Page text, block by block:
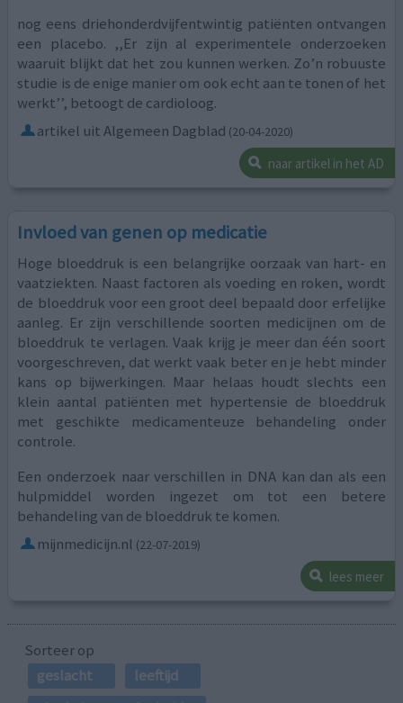
nog eens driehonderdvijfentwintig patiënten ontvangen
een placebo. ,,Er zijn al experimentele onderzoeken
waaruit blijkt dat het zou kunnen werken. Zo’n robuuste
studie is de enige manier om ook echt aan te tonen of het
werkt’’, betoogt de cardioloog.
artikel uit Algemeen Dagblad (20-04-2020)
naar artikel in het AD
Invloed van genen op medicatie
Hoge bloeddruk is een belangrijke oorzaak van hart- en
vaatziekten. Naast factoren als voeding en roken, wordt
de bloeddruk voor een groot deel bepaald door erfelijke
aanleg. Er zijn verschillende soorten medicijnen om de
bloeddruk te verlagen. Vaak krijg je meer dan één soort
voorgeschreven, dat werkt vaak beter en je hebt minder
kans op bijwerkingen. Maar helaas houdt slechts een
klein aantal patiënten met hypertensie de bloeddruk
met geschikte medicamenteuze behandeling onder
controle.
Een onderzoek naar verschillen in DNA kan dan als een
hulpmiddel worden ingezet om tot een betere
behandeling van de bloeddruk te komen.
mijnmedicijn.nl (22-07-2019)
lees meer
Sorteer op
geslacht
leeftijd